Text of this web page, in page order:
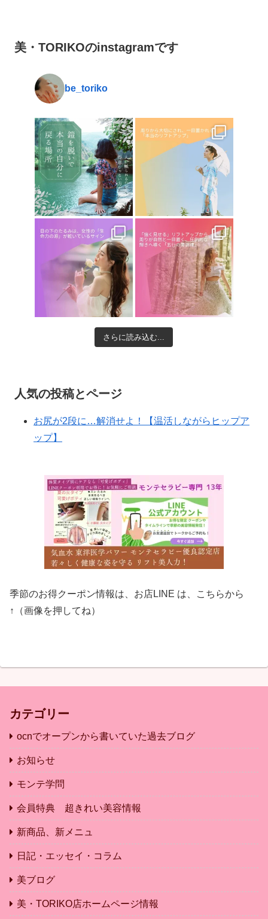
美・TORIKOのinstagramです
be_toriko
さらに読み込む...
人気の投稿とページ
お尻が2段に…解消せよ！【温活しながらヒップア
ップ】
季節のお得クーポン情報は、お店LINE は、こちらから
↑（画像を押してね）
カテゴリー
ocnでオープンから書いていた過去ブログ
お知らせ
モンテ学問
会員特典 超きれい美容情報
新商品、新メニュ
日記・エッセイ・コラム
美ブログ
美・TORIKO店ホームページ情報